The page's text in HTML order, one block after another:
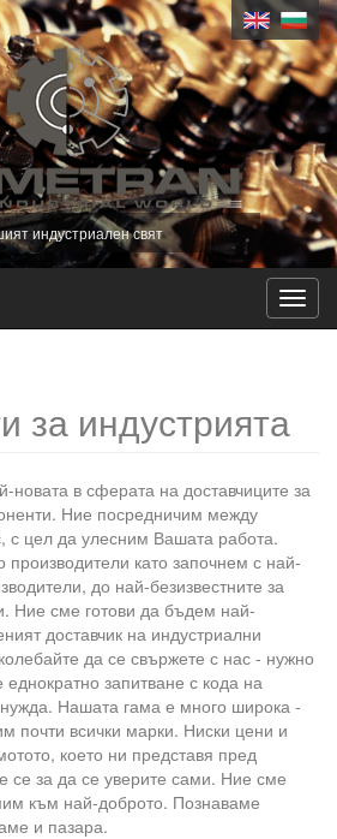
индустриален свят
за индустрията
в сферата на доставчиците за
Ние посредничим между
с цел да улесним Вашата работа.
като започнем с най-
до най-безизвестните за
Ние сме готови да бъдем най-
доставчик на индустриални
да се свържете с нас - нужно
запитване с кода на
нужда. Нашата гама е много широка -
почти всички марки. Ниски цени и
което ни представя пред
се за да се уверите сами. Ние сме
към най-доброто. Познаваме
и пазара.